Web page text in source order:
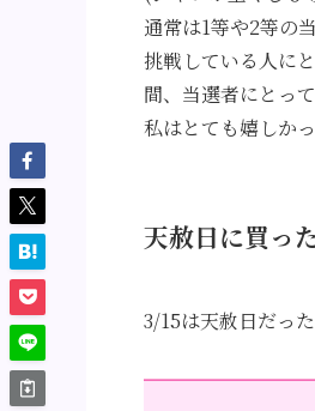
通常は1等や2等の
挑戦している人に
間、当選者にとっ
私はとても嬉しかっ
天赦日に買っ
3/15は天赦日だっ